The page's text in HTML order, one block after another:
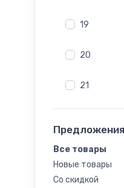
19
20
21
23
24
Предложения
Все товары
Новые товары
Со скидкой